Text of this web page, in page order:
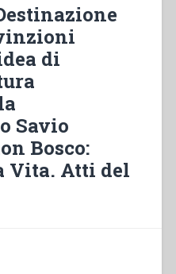
di
Savio
Bosco:
Vita. Atti del